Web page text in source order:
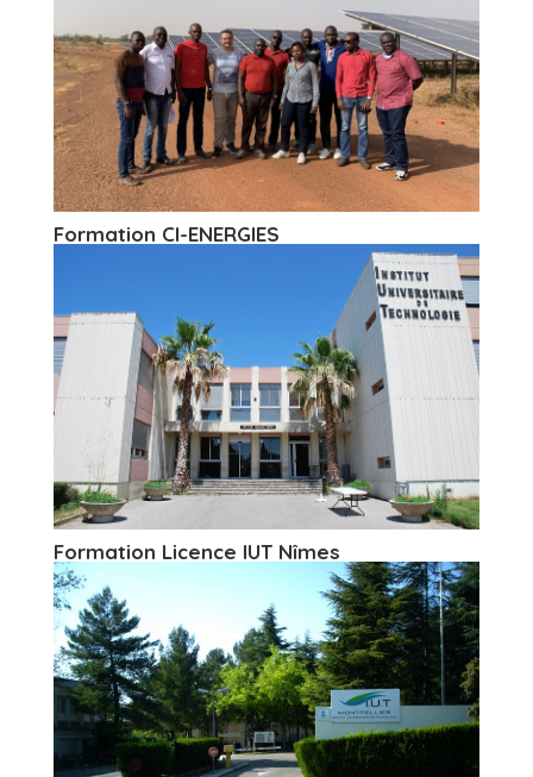
Formation CI-ENERGIES
Formation Licence IUT Nîmes